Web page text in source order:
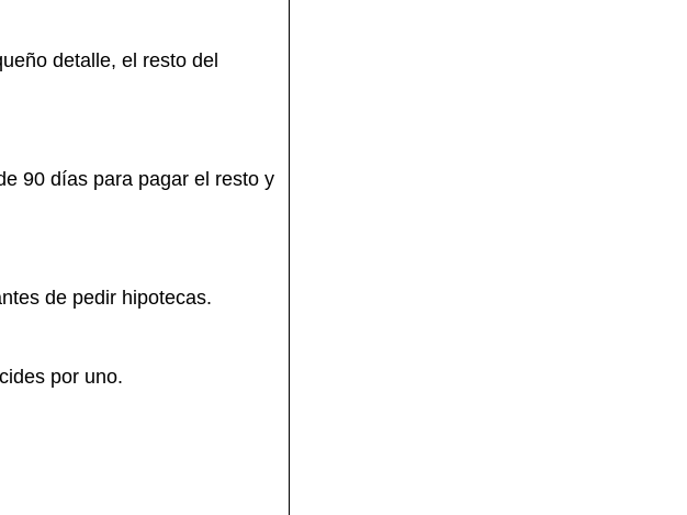
detalle, el resto del
90 días para pagar el resto y
de pedir hipotecas.
por uno.